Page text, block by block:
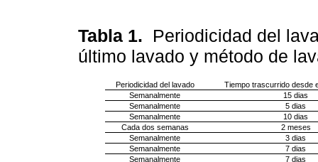
Tabla 1. Periodicidad del
último lavado y método de
Periodicidad del lavado
Tiempo trascurrido desde
Semanalmente
15 dias
Semanalmente
5 dias
Semanalmente
10 dias
Cada dos semanas
2 meses
Semanalmente
3 dias
Semanalmente
7 dias
Semanalmente
7 dias